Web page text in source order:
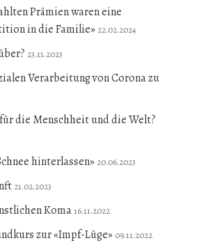
Prämien waren eine
in die Familie» 22.02.2024
23.11.2023
Verarbeitung von Corona zu
die Menschheit und die Welt?
hinterlassen» 20.06.2023
21.02.2023
Koma16.11.2022
zur «Impf-Lüge» 09.11.2022